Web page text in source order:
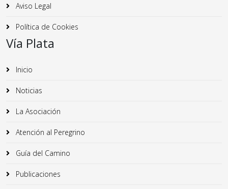
Aviso Legal
Política de Cookies
Vía Plata
Inicio
Noticias
La Asociación
Atención al Peregrino
Guía del Camino
Publicaciones